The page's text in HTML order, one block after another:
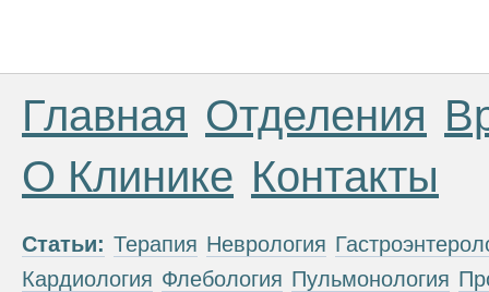
Главная Отделения
О Клинике Контакты
Статьи: Терапия Неврология
Кардиология Флебология Пульмонология